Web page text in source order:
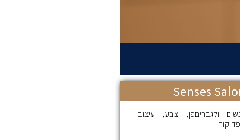
Senses
ולגבריםפן, צבע, עיצוב